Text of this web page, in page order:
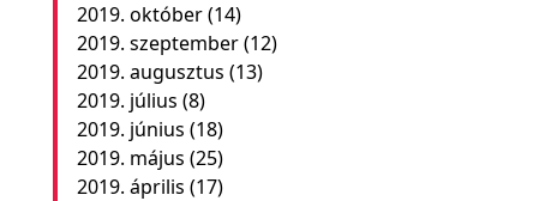
2019. október(14)
2019. szeptember(12)
2019. augusztus (13)
2019. július (8)
2019. június (18)
2019. május (25)
2019. április (17)